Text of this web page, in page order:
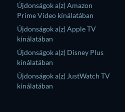
Újdonságok a(z) Amazon
Prime Video kínálatában
Újdonságok a(z) Apple TV
kínálatában
Újdonságok a(z) Disney Plus
kínálatában
Újdonságok a(z) JustWatch TV
kínálatában